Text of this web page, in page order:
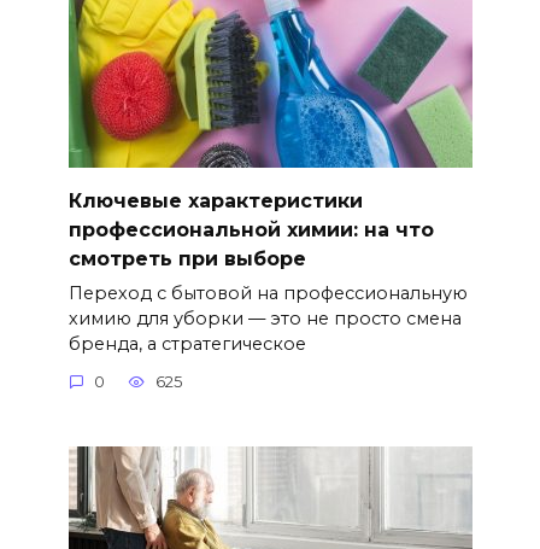
Ключевые характеристики
профессиональной химии: на что
смотреть при выборе
Переход с бытовой на профессиональную
химию для уборки — это не просто смена
бренда, а стратегическое
0 625